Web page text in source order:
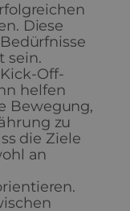
Diese
sein.
Off-
helfen
Bewegung,
zu
die Ziele
an